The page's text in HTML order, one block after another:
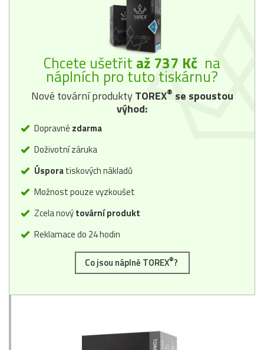
Chcete ušetřit až 737 Kč na
náplních pro tuto tiskárnu?
Nové tovární produktyTOREX® se spoustou
výhod:
Dopravné zdarma
Doživotní záruka
Úsporatiskových nákladů
Možnost pouze vyzkoušet
Zcela novýtovární produkt
Reklamace do 24 hodin
Co jsou náplně TOREX®?